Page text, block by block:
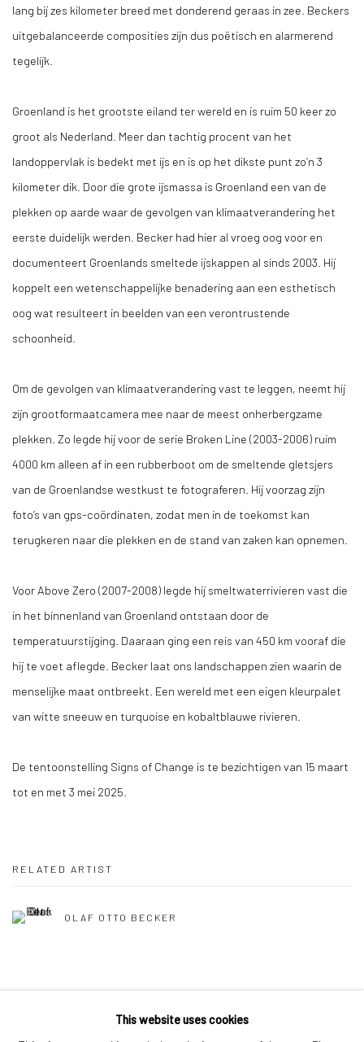
lang bij zes kilometer breed met donderend geraas in zee. Beckers
uitgebalanceerde composities zijn dus poëtisch en alarmerend
tegelijk.
Groenland is het grootste eiland ter wereld en is ruim 50 keer zo
groot als Nederland. Meer dan tachtig procent van het
landoppervlak is bedekt met ijs en is op het dikste punt zo’n 3
kilometer dik. Door die grote ijsmassa is Groenland een van de
plekken op aarde waar de gevolgen van klimaatverandering het
eerste duidelijk werden. Becker had hier al vroeg oog voor en
documenteert Groenlands smeltede ijskappen al sinds 2003. Hij
koppelt een wetenschappelijke benadering aan een esthetisch
oog wat resulteert in beelden van een verontrustende
schoonheid.
Om de gevolgen van klimaatverandering vast te leggen, neemt hij
zijn grootformaatcamera mee naar de meest onherbergzame
plekken. Zo legde hij voor de serie Broken Line (2003-2006) ruim
4000 km alleen af in een rubberboot om de smeltende gletsjers
van de Groenlandse westkust te fotograferen. Hij voorzag zijn
foto’s van gps-coördinaten, zodat men in de toekomst kan
terugkeren naar die plekken en de stand van zaken kan opnemen.
Voor Above Zero (2007-2008) legde hij smeltwaterrivieren vast die
in het binnenland van Groenland ontstaan door de
temperatuurstijging. Daaraan ging een reis van 450 km vooraf die
hij te voet aflegde. Becker laat ons landschappen zien waarin de
menselijke maat ontbreekt. Een wereld met een eigen kleurpalet
van witte sneeuw en turquoise en kobaltblauwe rivieren.
De tentoonstelling Signs of Change is te bezichtigen van 15 maart
tot en met 3 mei 2025.
RELATED ARTIST
OLAF OTTO BECKER
This website uses cookies